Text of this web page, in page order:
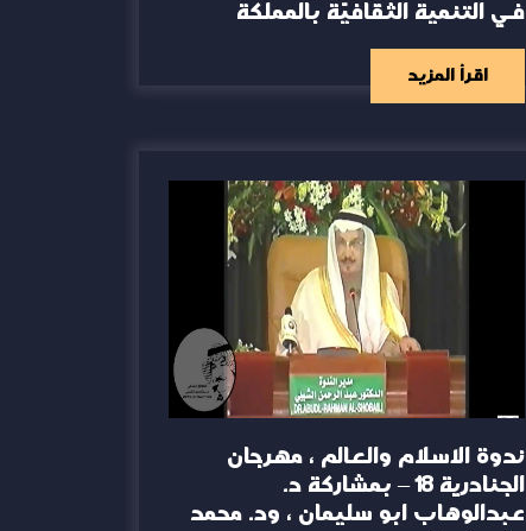
في التنمية الثقافيّة بالمملكة
اقرأ المزيد
ندوة الاسلام والعالم ، مهرجان
الجنادرية 18 – بمشاركة د.
عبدالوهاب ابو سليمان ، ود. محمد